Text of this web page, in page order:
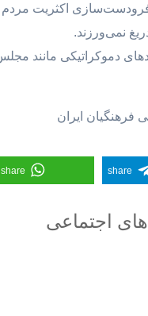
فرودست‌سازی اکثریت
نمی‌ورزند.
دموکراتیکی مانند
ایران
share
share
اجتماعی